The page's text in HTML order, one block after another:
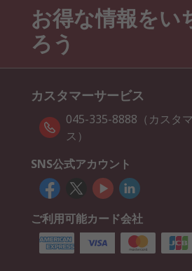
お得な情報をい
ろう
カスタマーサービス
045-335-8888（カスタ
ス）
SNS公式アカウント
ご利用可能カード会社